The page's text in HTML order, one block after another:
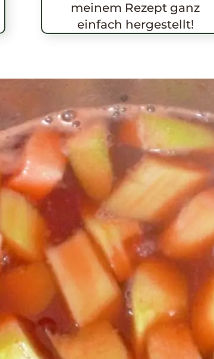
meinem Rezept ganz
einfach hergestellt!